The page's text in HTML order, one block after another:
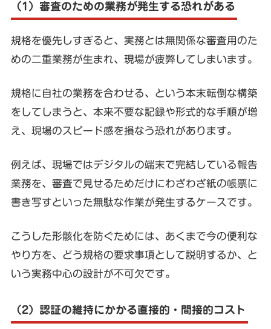
（1）審査のための業務が発生する恐れがある
規格を優先しすぎると、実務とは無関係な審査用のた
めの二重業務が生まれ、現場が疲弊してしまいます。
規格に自社の業務を合わせる、という本末転倒な構築
をしてしまうと、本来不要な記録や形式的な手順が増
え、現場のスピード感を損なう恐れがあります。
例えば、現場ではデジタルの端末で完結している報告
業務を、審査で見せるためだけにわざわざ紙の帳票に
書き写すといった無駄な作業が発生するケースです。
こうした形骸化を防ぐためには、あくまで今の便利な
やり方を、どう規格の要求事項として説明するか、と
いう実務中心の設計が不可欠です。
（2）認証の維持にかかる直接的・間接的コスト